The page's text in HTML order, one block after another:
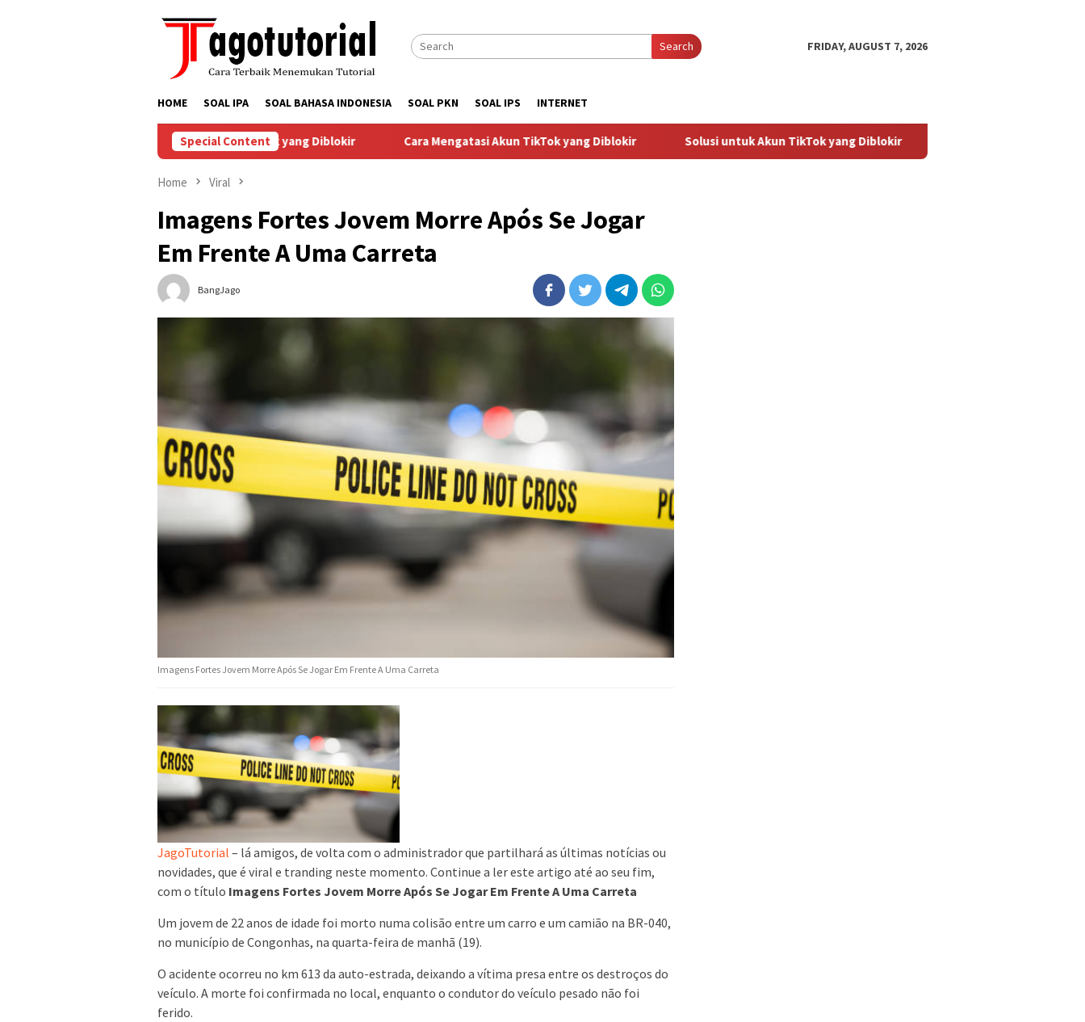
Search FRIDAY, AUGUST 7, 2026
HOME SOAL IPA SOAL BAHASA INDONESIA SOAL PKN SOAL IPS INTERNET
Special Content
Menyelesaikan Masalah Akun TikTok yang Diblokir Cara Mengatasi Akun TikTok yang Diblokir Solusi untuk Akun TikTok yang Diblokir Panduan untuk Mengaktifkan
Home Viral
Imagens Fortes Jovem Morre Após Se Jogar
Em Frente A Uma Carreta
BangJago
Imagens Fortes Jovem Morre Após Se Jogar Em Frente A Uma Carreta
JagoTutorial – lá amigos, de volta com o administrador que partilhará as últimas notícias ou
novidades, que é viral e tranding neste momento. Continue a ler este artigo até ao seu fim,
com o título Imagens Fortes Jovem Morre Após Se Jogar Em Frente A Uma Carreta
Um jovem de 22 anos de idade foi morto numa colisão entre um carro e um camião na BR-040,
no município de Congonhas, na quarta-feira de manhã (19).
O acidente ocorreu no km 613 da auto-estrada, deixando a vítima presa entre os destroços do
veículo. A morte foi confirmada no local, enquanto o condutor do veículo pesado não foi
ferido.